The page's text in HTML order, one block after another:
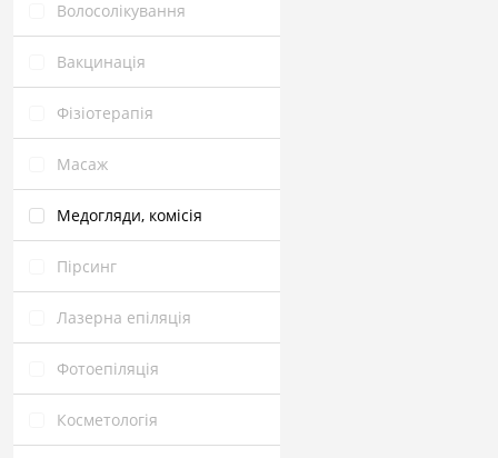
Волосолікування
Вакцинація
Фізіотерапія
Масаж
Медогляди, комісія
Пірсинг
Лазерна епіляція
Фотоепіляція
Косметологія